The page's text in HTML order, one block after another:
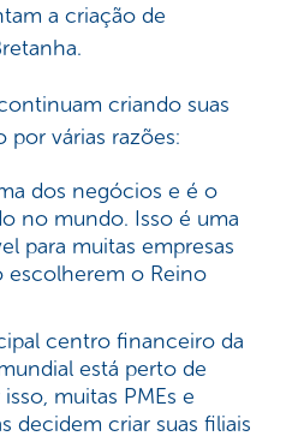
a criação de
criando suas
várias razões:
dos negócios e é o
no mundo. Isso é uma
para muitas empresas
escolherem o Reino
centro financeiro da
está perto de
muitas PMEs e
decidem criar suas filiais